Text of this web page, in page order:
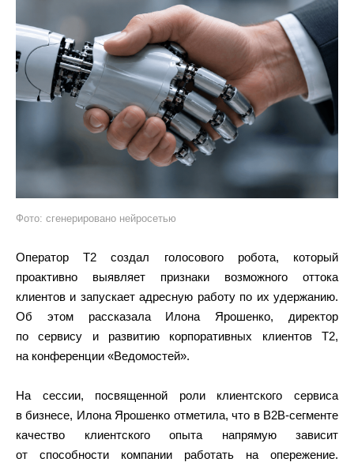
Фото: сгенерировано нейросетью
Оператор T2 создал голосового робота, который
проактивно выявляет признаки возможного оттока
клиентов и запускает адресную работу по их удержанию.
Об этом рассказала Илона Ярошенко, директор
по сервису и развитию корпоративных клиентов T2,
на конференции «Ведомостей».
На сессии, посвященной роли клиентского сервиса
в бизнесе, Илона Ярошенко отметила, что в B2B-сегменте
качество клиентского опыта напрямую зависит
от способности компании работать на опережение.